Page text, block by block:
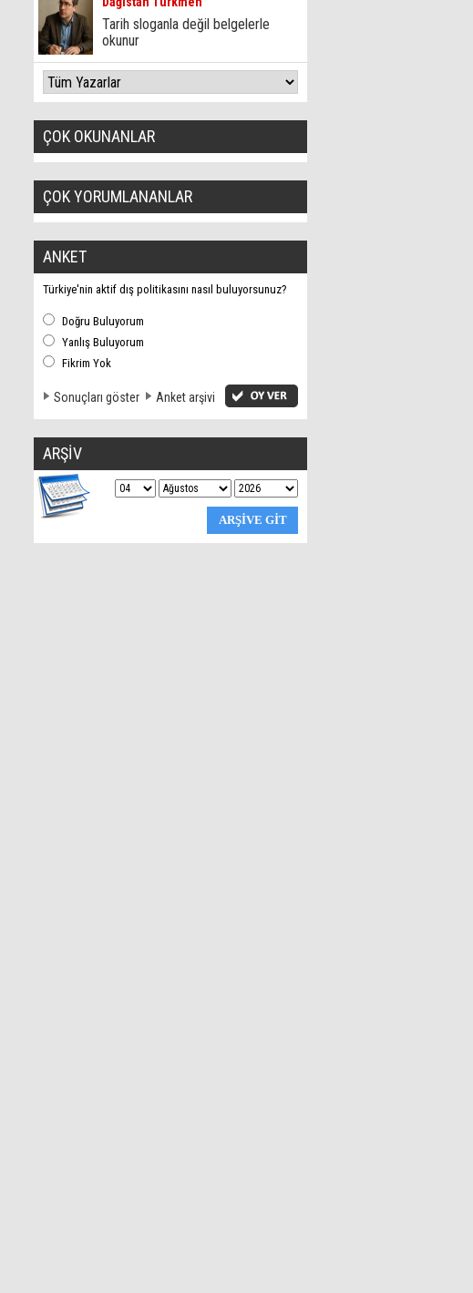
Tarih sloganla değil belgelerle
okunur
ÇOK OKUNANLAR
ÇOK YORUMLANANLAR
ANKET
Türkiye'nin aktif dış politikasını nasıl buluyorsunuz?
Doğru Buluyorum
Yanlış Buluyorum
Fikrim Yok
Sonuçları göster Anket arşivi
ARŞİV